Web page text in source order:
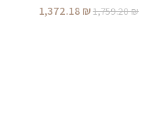
1,759.20₪
1,372.18₪